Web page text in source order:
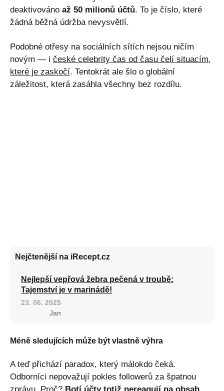
deaktivováno až 50 milionů účtů. To je číslo, které
žádná běžná údržba nevysvětlí.
Podobné otřesy na sociálních sítích nejsou ničím
novým — i české celebrity čas od času čelí situacím,
které je zaskočí. Tentokrát ale šlo o globální
záležitost, která zasáhla všechny bez rozdílu.
Nejčtenější na iRecept.cz
Nejlepší vepřová žebra pečená v troubě:
Tajemství je v marinádě!
23. 06. 2025
Jan
Méně sledujících může být vlastně výhra
A teď přichází paradox, který málokdo čeká.
Odborníci nepovažují pokles followerů za špatnou